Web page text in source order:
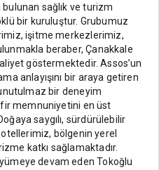
sağlık ve turizm
bir kuruluştur. Grubumuz
işitme merkezlerimiz,
beraber, Çanakkale
göstermektedir. Assos’un
anlayışını bir araya getiren
bir deneyim
memnuniyetini en üst
saygılı, sürdürülebilir
bölgenin yerel
katkı sağlamaktadır.
devam eden Tokoğlu